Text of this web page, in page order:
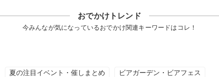
おでかけトレンド
今みんなが気になっているおでかけ関連キーワードはコレ！
夏の注目イベント・催しまとめ ビアガーデン・ビアフェス